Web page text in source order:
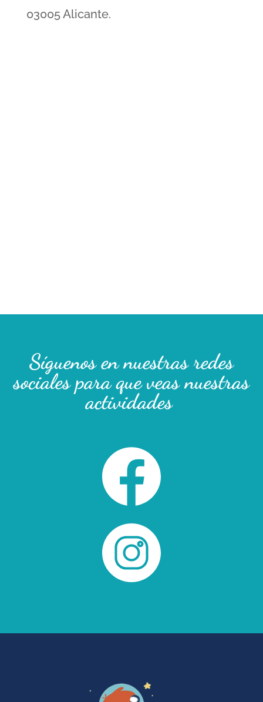
03005 Alicante.
Síguenos en nuestras redes
sociales para que veas nuestras
actividades